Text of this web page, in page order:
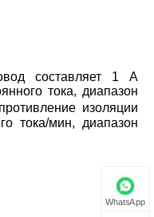
составляет 1 А
тока, диапазон
изоляции
тока/мин, диапазон
WhatsApp